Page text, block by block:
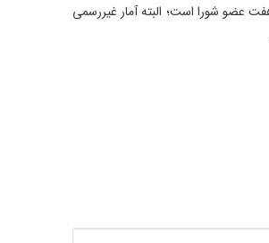
از ۱۳ هزار نفر، دارای هفت عضو شورا است؛ البته آمار غیررسمی